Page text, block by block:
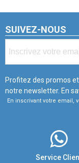
SUIVEZ-NOUS
Profitez des promos
notre newsletter. En
En inscrivant votre email,
Service